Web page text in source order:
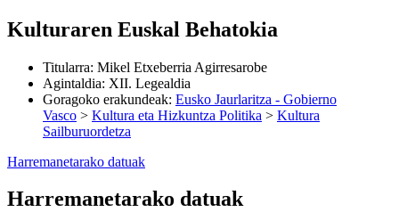
Kulturaren Euskal Behatokia
Titularra: Mikel Etxeberria Agirresarobe
Agintaldia: XII. Legealdia
Goragoko erakundeak: Eusko Jaurlaritza - Gobierno
Vasco > Kultura eta Hizkuntza Politika > Kultura
Sailburuordetza
Harremanetarako datuak
Harremanetarako datuak